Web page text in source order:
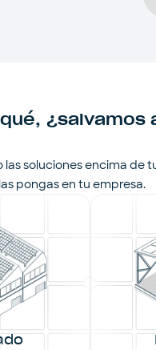
¿salvamos
las soluciones encima de
pongas en tu empresa.